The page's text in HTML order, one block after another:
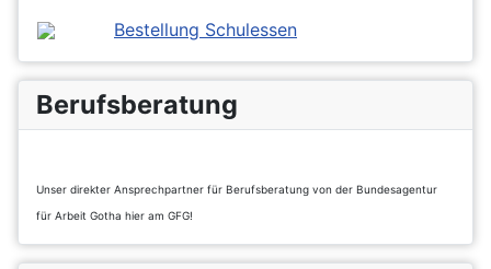
Bestellung Schulessen
Berufsberatung
Unser direkter Ansprechpartner für Berufsberatung von der Bundesagentur
für Arbeit Gotha hier am GFG!